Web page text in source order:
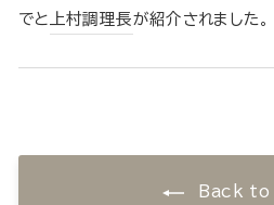
でと 上村調理長が紹介されました。
Back to